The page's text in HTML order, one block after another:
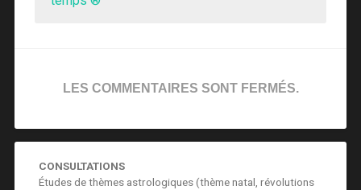
LES COMMENTAIRES SONT FERMÉS.
CONSULTATIONS
Études de thèmes astrologiques (thème natal, révolutions